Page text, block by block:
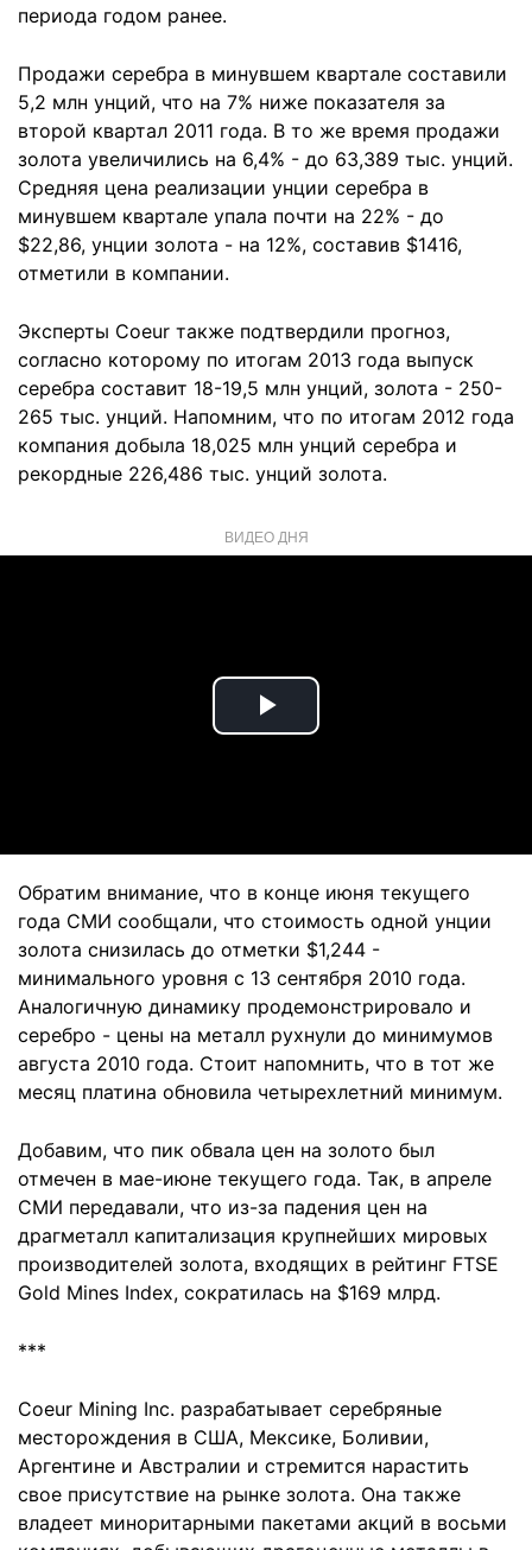
периода годом ранее.
Продажи серебра в минувшем квартале составили
5,2 млн унций, что на 7% ниже показателя за
второй квартал 2011 года. В то же время продажи
золота увеличились на 6,4% - до 63,389 тыс. унций.
Средняя цена реализации унции серебра в
минувшем квартале упала почти на 22% - до
$22,86, унции золота - на 12%, составив $1416,
отметили в компании.
Эксперты Coeur также подтвердили прогноз,
согласно которому по итогам 2013 года выпуск
серебра составит 18-19,5 млн унций, золота - 250-
265 тыс. унций. Напомним, что по итогам 2012 года
компания добыла 18,025 млн унций серебра и
рекордные 226,486 тыс. унций золота.
ВИДЕО ДНЯ
Play
Обратим внимание, что в конце июня текущего
года СМИ сообщали, что стоимость одной унции
золота снизилась до отметки $1,244 -
минимального уровня с 13 сентября 2010 года.
Аналогичную динамику продемонстрировало и
серебро - цены на металл рухнули до минимумов
августа 2010 года. Стоит напомнить, что в тот же
месяц платина обновила четырехлетний минимум.
Добавим, что пик обвала цен на золото был
отмечен в мае-июне текущего года. Так, в апреле
СМИ передавали, что из-за падения цен на
драгметалл капитализация крупнейших мировых
производителей золота, входящих в рейтинг FTSE
Gold Mines Index, сократилась на $169 млрд.
***
Coeur Mining Inc. разрабатывает серебряные
месторождения в США, Мексике, Боливии,
Аргентине и Австралии и стремится нарастить
свое присутствие на рынке золота. Она также
владеет миноритарными пакетами акций в восьми